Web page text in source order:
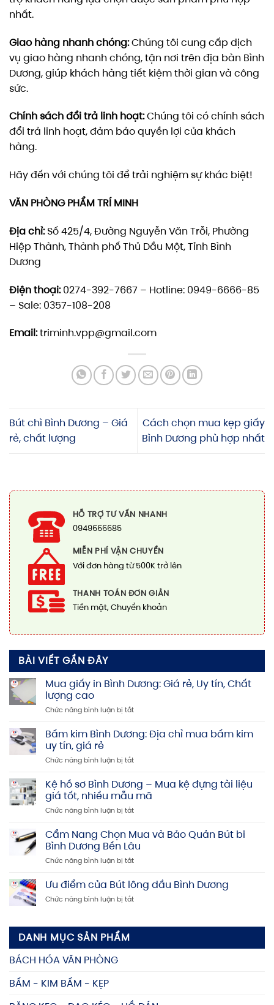
nhất.
Giao hàng nhanh chóng:Chúng tôi cung cấp dịch
vụ giao hàng nhanh chóng, tận nơi trên địa bàn Bình
Dương, giúp khách hàng tiết kiệm thời gian và công
sức.
Chính sách đổi trả linh hoạt:Chúng tôi có chính sách
đổi trả linh hoạt, đảm bảo quyền lợi của khách
hàng.
Hãy đến với chúng tôi để trải nghiệm sự khác biệt!
VĂN PHÒNG PHẨM TRÍ MINH
Địa chỉ:Số 425/4, Đường Nguyễn Văn Trỗi, Phường
Hiệp Thành, Thành phố Thủ Dầu Một, Tỉnh Bình
Dương
Điện thoại:0274-392-7667 – Hotline: 0949-6666-85
– Sale: 0357-108-208
Email:triminh.vpp@gmail.com
Bút chì Bình Dương – Giá
rẻ, chất lượng
Cách chọn mua kẹp giấy
Bình Dương phù hợp nhất
HỖ TRỢ TƯ VẤN NHANH
0949666685
MIỄN PHÍ VẬN CHUYỂN
Với đơn hàng từ 500K trở lên
THANH TOÁN ĐƠN GIẢN
Tiền mặt, Chuyển khoản
BÀI VIẾT GẦN ĐÂY
Mua giấy in Bình Dương: Giá rẻ, Uy tín, Chất
lượng cao
Chức năng bình luận bị tắtở
giấy
in
Dương:
rẻ,
Uy
Chất
cao
Bấm kim Bình Dương: Địa chỉ mua bấm kim
uy tín, giá rẻ
Chức năng bình luận bị tắtở
kim
Bình
Dương:
Địa
mua
bấm
uy
giá
Kệ hồ sơ Bình Dương – Mua kệ đựng tài liệu
giá tốt, nhiều mẫu mã
Chức năng bình luận bị tắtở
hồ
Bình
Dương
Mua
đựng
Cẩm Nang Chọn Mua và Bảo Quản Bút bi
Bình Dương Bền Lâu
Chức năng bình luận bị tắtở
Nang
Chọn
Mua
Ưu điểm của Bút lông dầu Bình Dương
Chức năng bình luận bị tắtở
lông
DANH MỤC SẢN PHẨM
BÁCH HÓA VĂN PHÒNG
BẤM - KIM BẤM - KẸP